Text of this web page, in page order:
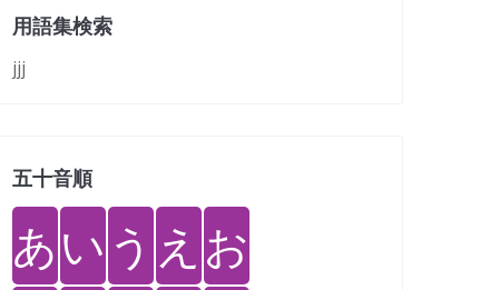
用語集検索
jjj
五十音順
あい う え お